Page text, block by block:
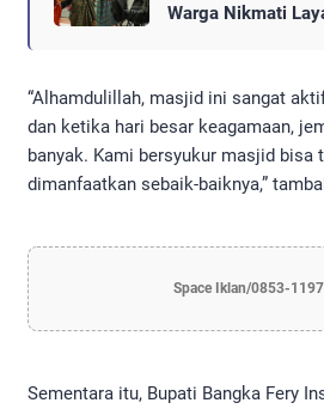
Warga Nikmati
“Alhamdulillah, masjid ini sangat
dan ketika hari besar keagamaan,
banyak. Kami bersyukur masjid bisa
dimanfaatkan sebaik-baiknya,”
Space Iklan/0853-
Sementara itu, Bupati Bangka Fery